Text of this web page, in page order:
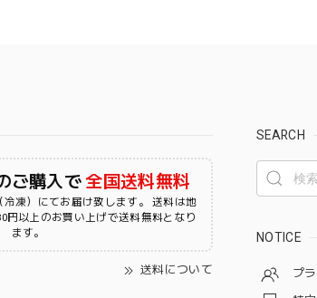
ご購入で全国送料無料
凍）にてお届け致します。 送料は地
円以上のお買い上げで送料無料となり
ます。
送料について
SEARCH
NOTICE
プ